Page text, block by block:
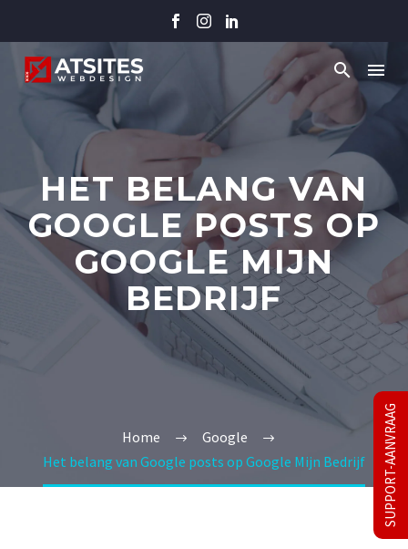
HET BELANG VAN
GOOGLE POSTS OP
GOOGLE MIJN
BEDRIJF
Home
Google
Het belang van Google posts op Google Mijn Bedrijf
SUPPORT-AANVRAAG